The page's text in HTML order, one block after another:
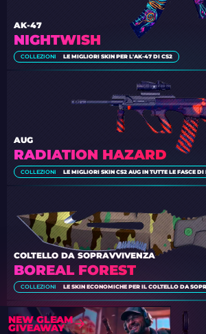
NIGHTWISH
AK-47
COLLEZIONI LE MIGLIORI SKIN PER L'AK-47 DI CS2
RADIATION HAZARD
AUG
COLLEZIONI
BOREAL FOREST
COLTELLO DA SOPRAVVIVENZA
COLLEZIONI
NEW GLEAM
GIVEAWAY